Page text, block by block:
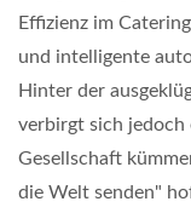
Effizienz im
und intelligente
Hinter der
verbirgt sich jedoch
Gesellschaft
die Welt senden"